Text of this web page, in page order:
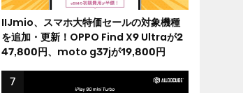
IIJmio、スマホ大特価セールの対象機種
を追加・更新！OPPO Find X9 Ultraが2
47,800円、moto g37jが19,800円